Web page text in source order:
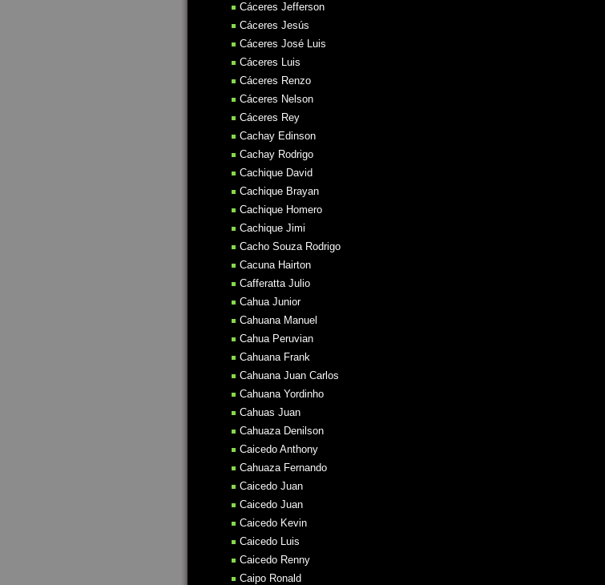
Cáceres Jefferson
Cáceres Jesús
Cáceres José Luis
Cáceres Luis
Cáceres Renzo
Cáceres Nelson
Cáceres Rey
Cachay Edinson
Cachay Rodrigo
Cachique David
Cachique Brayan
Cachique Homero
Cachique Jimi
Cacho Souza Rodrigo
Cacuna Hairton
Cafferatta Julio
Cahua Junior
Cahuana Manuel
Cahua Peruvian
Cahuana Frank
Cahuana Juan Carlos
Cahuana Yordinho
Cahuas Juan
Cahuaza Denilson
Caicedo Anthony
Cahuaza Fernando
Caicedo Juan
Caicedo Juan
Caicedo Kevin
Caicedo Luis
Caicedo Renny
Caipo Ronald